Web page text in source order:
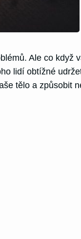
Ale co když
lidí obtížné
tělo a způsobit